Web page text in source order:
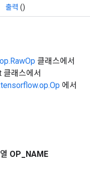
출력 ()
클래스에서
클래스에서
에서
OP NAME